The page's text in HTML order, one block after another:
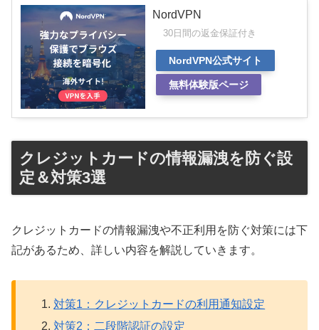
NordVPN
30日間の返金保証付き
NordVPN公式サイト
無料体験版ページ
クレジットカードの情報漏洩を防ぐ設
定＆対策3選
クレジットカードの情報漏洩や不正利用を防ぐ対策には下
記があるため、詳しい内容を解説していきます。
対策1：クレジットカードの利用通知設定
対策2：二段階認証の設定